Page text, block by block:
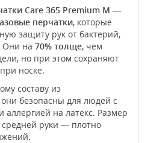
Care 365 Premium M —
перчатки, которые
защиту рук от бактерий,
Они на 70% толще, чем
но при этом сохраняют
при носке.
составу из
они безопасны для людей с
аллергией на латекс. Размер
руки — плотно